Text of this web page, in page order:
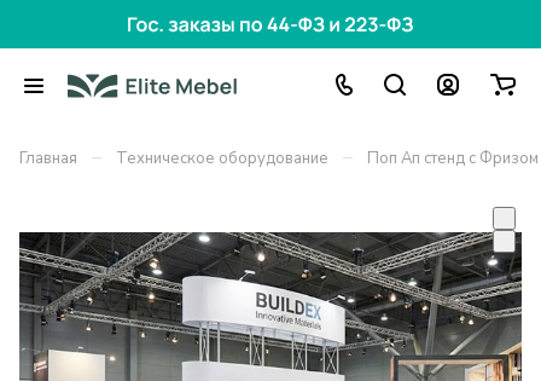
Главная – Техническое оборудование – Поп Ап стенд с Фризом